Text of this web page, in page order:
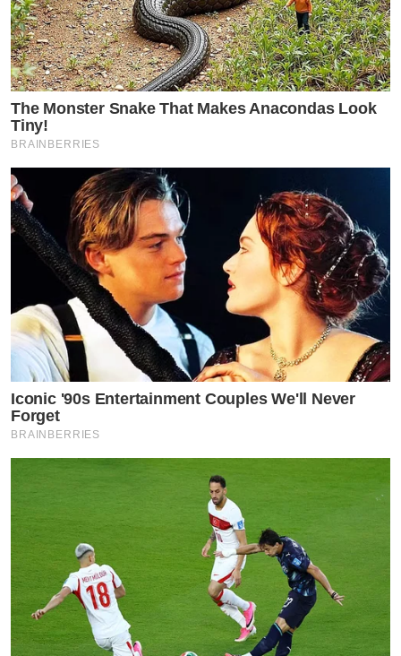
by TVPOOL ONLINE
The Monster Snake That Makes Anacondas Look
Tiny!
BRAINBERRIES
Iconic '90s Entertainment Couples We'll Never
Forget
BRAINBERRIES